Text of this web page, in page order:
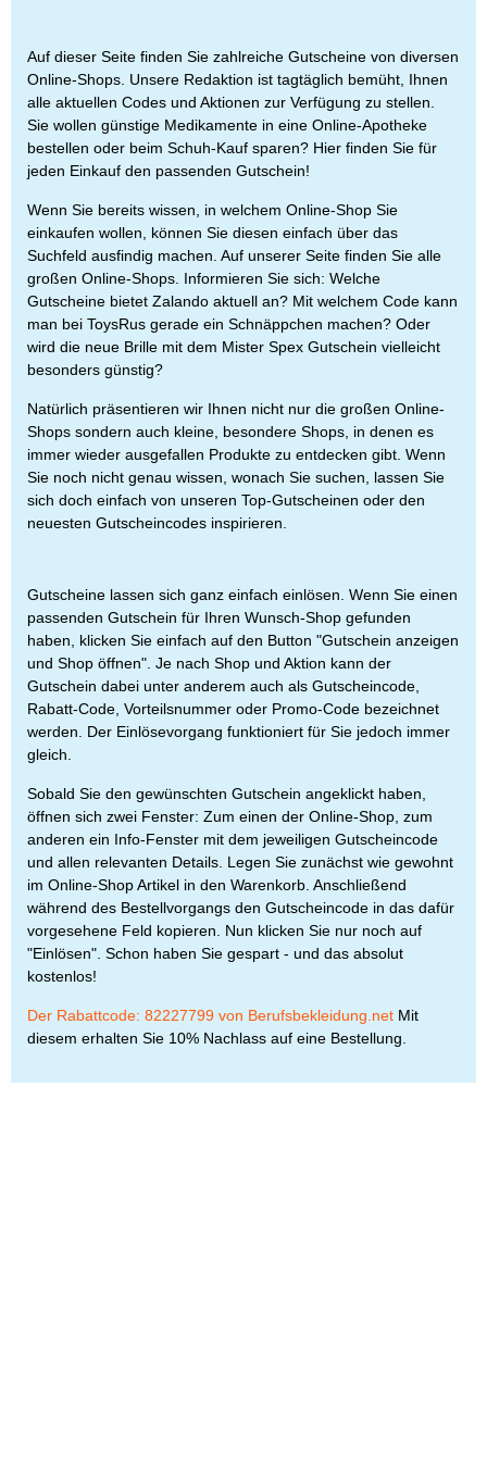
Auf dieser Seite finden Sie zahlreiche Gutscheine von diversen
Online-Shops. Unsere Redaktion ist tagtäglich bemüht, Ihnen
alle aktuellen Codes und Aktionen zur Verfügung zu stellen.
Sie wollen günstige Medikamente in eine Online-Apotheke
bestellen oder beim Schuh-Kauf sparen? Hier finden Sie für
jeden Einkauf den passenden Gutschein!
Wenn Sie bereits wissen, in welchem Online-Shop Sie
einkaufen wollen, können Sie diesen einfach über das
Suchfeld ausfindig machen. Auf unserer Seite finden Sie alle
großen Online-Shops. Informieren Sie sich: Welche
Gutscheine bietet Zalando aktuell an? Mit welchem Code kann
man bei ToysRus gerade ein Schnäppchen machen? Oder
wird die neue Brille mit dem Mister Spex Gutschein vielleicht
besonders günstig?
Natürlich präsentieren wir Ihnen nicht nur die großen Online-
Shops sondern auch kleine, besondere Shops, in denen es
immer wieder ausgefallen Produkte zu entdecken gibt. Wenn
Sie noch nicht genau wissen, wonach Sie suchen, lassen Sie
sich doch einfach von unseren Top-Gutscheinen oder den
neuesten Gutscheincodes inspirieren.
Gutscheine lassen sich ganz einfach einlösen. Wenn Sie einen
passenden Gutschein für Ihren Wunsch-Shop gefunden
haben, klicken Sie einfach auf den Button "Gutschein anzeigen
und Shop öffnen". Je nach Shop und Aktion kann der
Gutschein dabei unter anderem auch als Gutscheincode,
Rabatt-Code, Vorteilsnummer oder Promo-Code bezeichnet
werden. Der Einlösevorgang funktioniert für Sie jedoch immer
gleich.
Sobald Sie den gewünschten Gutschein angeklickt haben,
öffnen sich zwei Fenster: Zum einen der Online-Shop, zum
anderen ein Info-Fenster mit dem jeweiligen Gutscheincode
und allen relevanten Details. Legen Sie zunächst wie gewohnt
im Online-Shop Artikel in den Warenkorb. Anschließend
während des Bestellvorgangs den Gutscheincode in das dafür
vorgesehene Feld kopieren. Nun klicken Sie nur noch auf
"Einlösen". Schon haben Sie gespart - und das absolut
kostenlos!
Der Rabattcode: 82227799 von Berufsbekleidung.net Mit
diesem erhalten Sie 10% Nachlass auf eine Bestellung.